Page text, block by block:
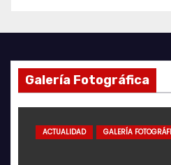
Galería Fotográfica
ACTUALIDAD GALERÍA